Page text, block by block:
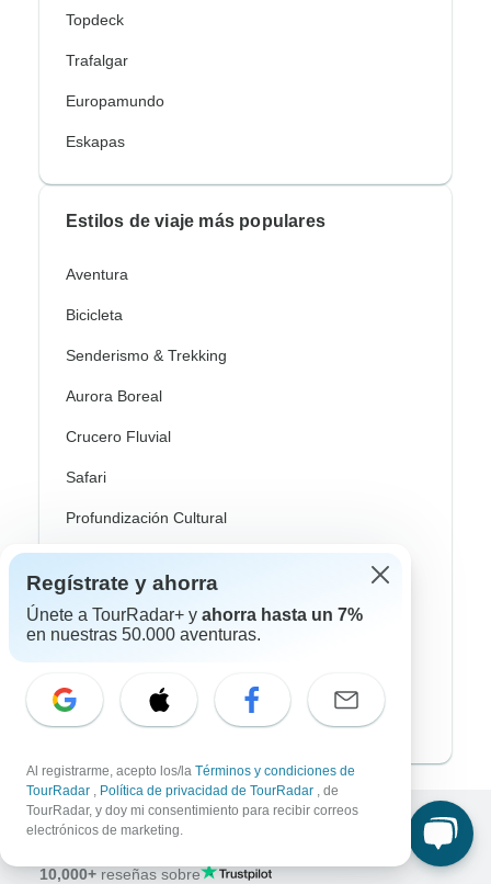
Topdeck
Trafalgar
Europamundo
Eskapas
Estilos de viaje más populares
Aventura
Bicicleta
Senderismo & Trekking
Aurora Boreal
Crucero Fluvial
Safari
Profundización Cultural
Autobus / Bus
Tren / Ferrocarril
Playa
Private
10,000+ reseñas sobre
Regístrate y ahorra
Únete a TourRadar+ y ahorra hasta un 7%
en nuestras 50.000 aventuras.
Al registrarme, acepto los/la Términos y condiciones de
TourRadar , Política de privacidad de TourRadar , de
TourRadar, y doy mi consentimiento para recibir correos
electrónicos de marketing.